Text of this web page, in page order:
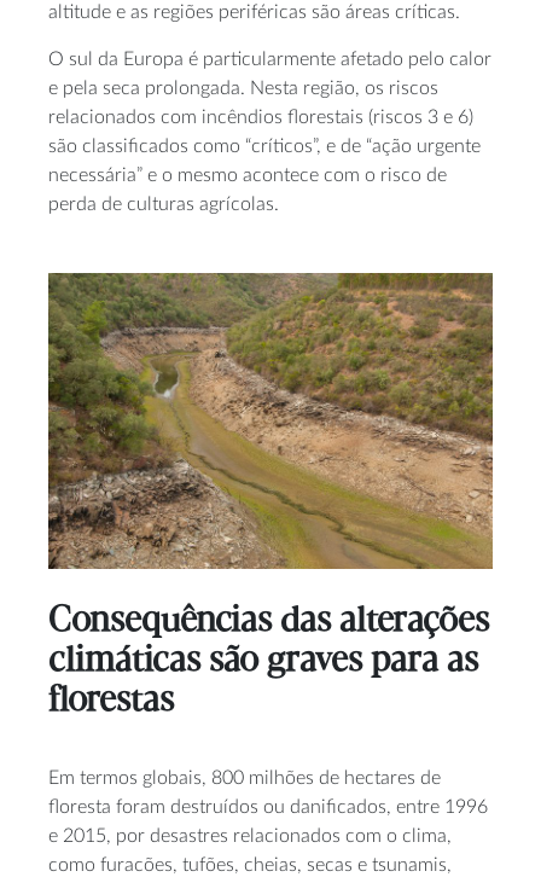
altitude e as regiões periféricas são áreas críticas.
O sul da Europa é particularmente afetado pelo calor
e pela seca prolongada. Nesta região, os riscos
relacionados com incêndios florestais (riscos 3 e 6)
são classificados como “críticos”, e de “ação urgente
necessária” e o mesmo acontece com o risco de
perda de culturas agrícolas.
Consequências das alterações
climáticas são graves para as
florestas
Em termos globais, 800 milhões de hectares de
floresta foram destruídos ou danificados, entre 1996
e 2015, por desastres relacionados com o clima,
como furacões, tufões, cheias, secas e tsunamis,